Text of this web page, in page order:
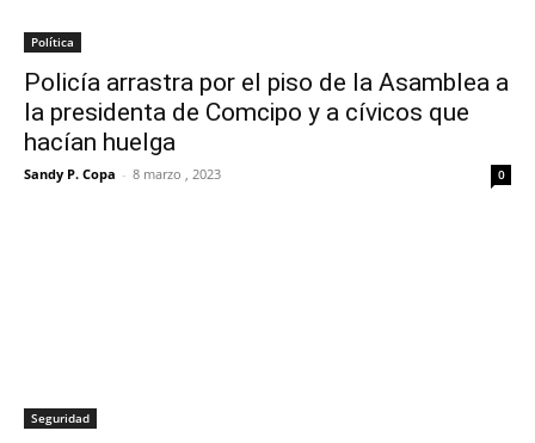
Política
Policía arrastra por el piso de la Asamblea a
la presidenta de Comcipo y a cívicos que
hacían huelga
Sandy P. Copa - 8 marzo , 2023 0
Seguridad